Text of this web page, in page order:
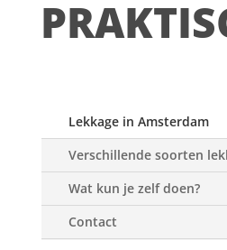
Lekkage in Amsterdam
Verschillende soorten
Wat kun je zelf doen?
Contact